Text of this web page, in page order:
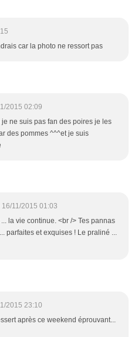
car la photo ne ressort pas
2015 02:09
ne suis pas fan des poires je les
des pommes ^^^et je suis
16/11/2015 01:03
la vie continue. <br /> Tes pannas
parfaites et exquises ! Le praliné ...
2015 23:10
après ce weekend éprouvant...